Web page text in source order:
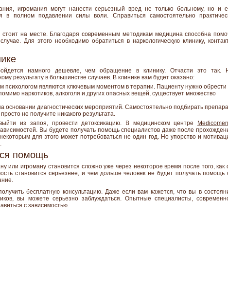
игромания могут нанести серьезный вред не только больному, но и
в полном подавлении силы воли. Справиться самостоятельно
на месте. Благодаря современным методикам медицина способна
Для этого необходимо обратиться в наркологическую клинику,
намного дешевле, чем обращение в клинику. Отчасти это так.
результату в большинстве случаев. В клинике вам будет оказано:
психологом являются ключевым моментом в терапии. Пациенту нужно обрести
наркотиков, алкоголя и других опасных вещей, существует множество
основании диагностических мероприятий. Самостоятельно подбирать
не получите никакого результата.
из запоя, провести детоксикацию. В медицинском центре
Вы будете получать помощь специалистов даже после
для этого может потребоваться не один год. Но упорство и
помощь
или игроману становится сложно уже через некоторое время после того, как
становится серьезнее, и чем дольше человек не будет получать помощь
бесплатную консультацию. Даже если вам кажется, что вы в
вы можете серьезно заблуждаться. Опытные специалисты,
с зависимостью.